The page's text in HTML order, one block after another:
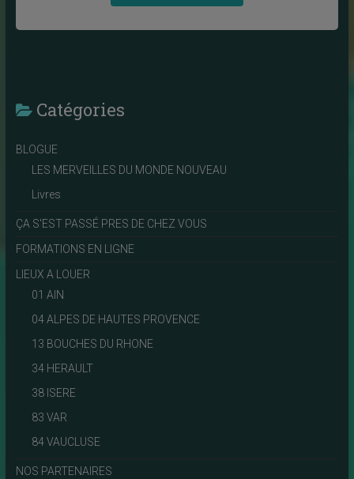
Catégories
BLOGUE
LES MERVEILLES DU MONDE NOUVEAU
Livres
ÇA S'EST PASSÉ PRES DE CHEZ VOUS
FORMATIONS EN LIGNE
LIEUX A LOUER
01 AIN
04 ALPES DE HAUTES PROVENCE
13 BOUCHES DU RHONE
34 HERAULT
38 ISERE
83 VAR
84 VAUCLUSE
NOS PARTENAIRES